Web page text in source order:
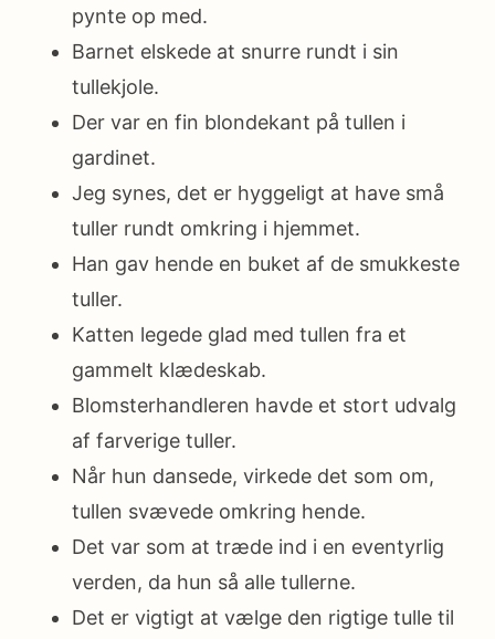
pynte op med.
Barnet elskede at snurre rundt i sin
tullekjole.
Der var en fin blondekant på tullen i
gardinet.
Jeg synes, det er hyggeligt at have små
tuller rundt omkring i hjemmet.
Han gav hende en buket af de smukkeste
tuller.
Katten legede glad med tullen fra et
gammelt klædeskab.
Blomsterhandleren havde et stort udvalg
af farverige tuller.
Når hun dansede, virkede det som om,
tullen svævede omkring hende.
Det var som at træde ind i en eventyrlig
verden, da hun så alle tullerne.
Det er vigtigt at vælge den rigtige tulle til